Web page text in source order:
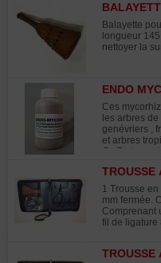
Balayette
longueur
nettoyer la
ENDO
Ces
les arbres
genévriers ,
et arbres
Gr.
de sable à
rempotage à
bouchons
racines.
rempotages,
des
(traitements,
TROUSSE
1 Trousse
mm fermée.
Comprenant
fil de ligature
ciseaux
1 pince
trousse
TROUSSE